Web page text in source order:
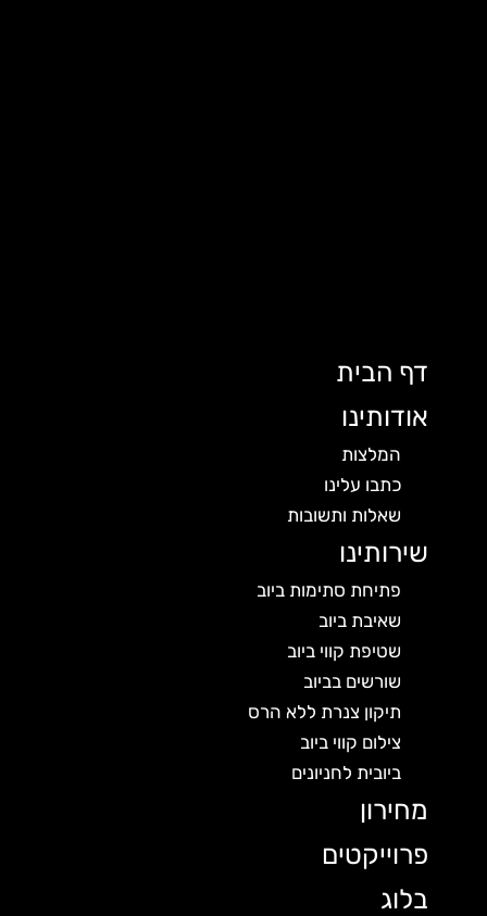
דף הבית
אודותינו
המלצות
כתבו עלינו
שאלות ותשובות
שירותינו
פתיחת סתימות ביוב
שאיבת ביוב
שטיפת קווי ביוב
שורשים בביוב
תיקון צנרת ללא הרס
צילום קווי ביוב
ביובית לחניונים
מחירון
פרוייקטים
בלוג